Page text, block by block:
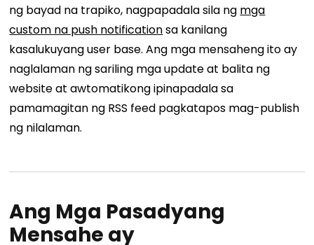
ng bayad na trapiko, nagpapadala sila ng mga
custom na push notificationsa kanilang
kasalukuyang user base. Ang mga mensaheng ito ay
naglalaman ng sariling mga update at balita ng
website at awtomatikong ipinapadala sa
pamamagitan ng RSS feed pagkatapos mag-publish
ng nilalaman.
Ang Mga Pasadyang
Mensahe ay